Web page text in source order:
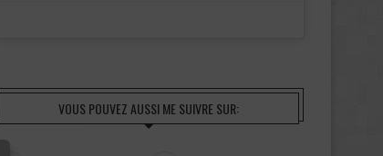
VOUS POUVEZ AUSSI ME SUIVRE SUR: